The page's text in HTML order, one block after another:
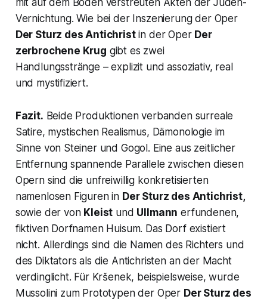
Vernichtung. Wie bei der Inszenierung der Oper
Der Sturz des Antichrist in der Oper Der
zerbrochene Krug gibt es zwei
Handlungsstränge – explizit und assoziativ, real
und mystifiziert.
Fazit. Beide Produktionen verbanden surreale
Satire, mystischen Realismus, Dämonologie im
Sinne von Steiner und Gogol. Eine aus zeitlicher
Entfernung spannende Parallele zwischen diesen
Opern sind die unfreiwillig konkretisierten
namenlosen Figuren in Der Sturz des Antichrist,
sowie der von Kleist und Ullmann erfundenen,
fiktiven Dorfnamen Huisum. Das Dorf existiert
nicht. Allerdings sind die Namen des Richters und
des Diktators als die Antichristen an der Macht
verdinglicht. Für Kršenek, beispielsweise, wurde
Mussolini zum Prototypen der Oper Der Sturz des